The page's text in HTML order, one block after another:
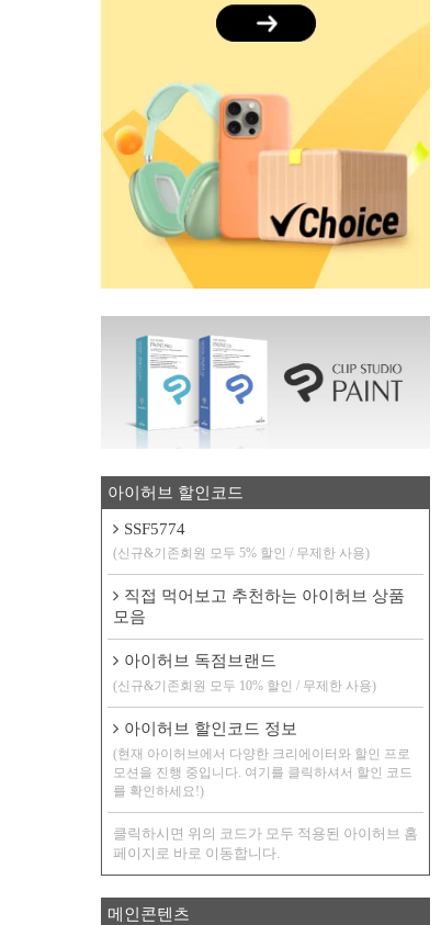
아이허브 할인코드
SSF5774
(신규&기존회원 모두 5% 할인 / 무제한 사용)
직접 먹어보고 추천하는 아이허브 상품
모음
아이허브 독점브랜드
(신규&기존회원 모두 10% 할인 / 무제한 사용)
아이허브 할인코드 정보
(현재 아이허브에서 다양한 크리에이터와 할인 프로
모션을 진행 중입니다. 여기를 클릭하셔서 할인 코드
를 확인하세요!)
클릭하시면 위의 코드가 모두 적용된 아이허브 홈
페이지로 바로 이동합니다.
메인콘텐츠